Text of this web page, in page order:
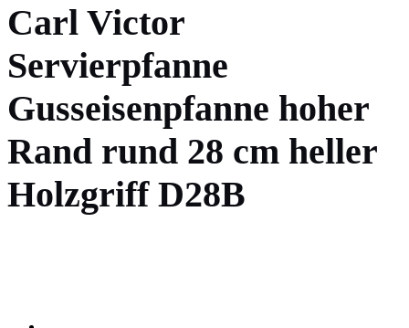
Carl Victor
Servierpfanne
Gusseisenpfanne hoher
Rand rund 28 cm heller
Holzgriff D28B